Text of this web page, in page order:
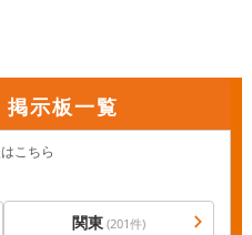
示板一覧
こちら
関東 (201件)